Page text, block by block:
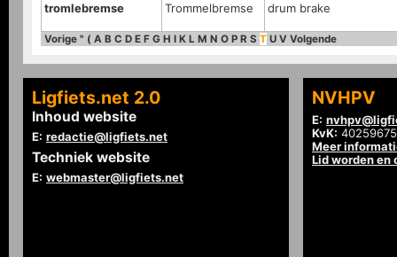
tromlebremse Trommelbremse drum brake
Vorige " ( A B C D E F G H I K L M N O P R S T U V Volgende
Ligfiets.net 2.0
Inhoud website
E: redactie@ligfiets.net
Techniek website
E: webmaster@ligfiets.net
NVHPV
E:
KvK: 40259675
Meer
Lid worden en